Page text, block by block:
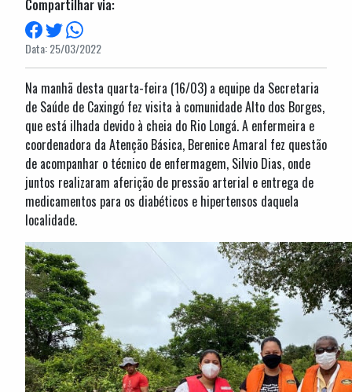
Compartilhar via:
Data: 25/03/2022
Na manhã desta quarta-feira (16/03) a equipe da Secretaria
de Saúde de Caxingó fez visita à comunidade Alto dos Borges,
que está ilhada devido à cheia do Rio Longá. A enfermeira e
coordenadora da Atenção Básica, Berenice Amaral fez questão
de acompanhar o técnico de enfermagem, Silvio Dias, onde
juntos realizaram aferição de pressão arterial e entrega de
medicamentos para os diabéticos e hipertensos daquela
localidade.